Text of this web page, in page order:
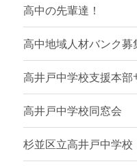
高中の先輩達！
高中地域人材バンク募
高井戸中学校支援本
高井戸中学校同窓会
杉並区立高井戸中学校